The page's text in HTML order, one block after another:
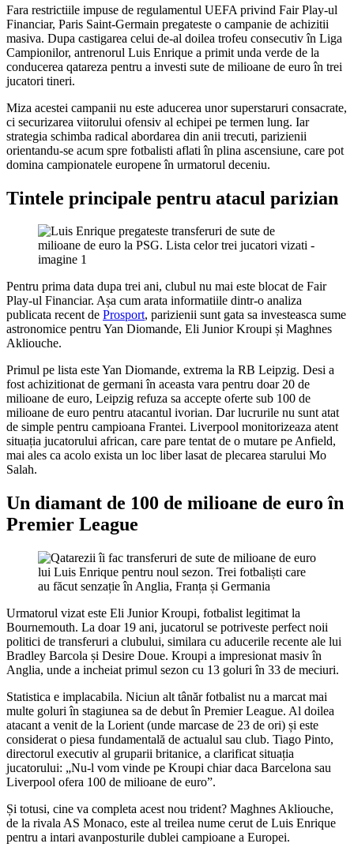
Fara restrictiile impuse de regulamentul UEFA privind Fair Play-ul
Financiar, Paris Saint-Germain pregateste o campanie de achizitii
masiva. Dupa castigarea celui de-al doilea trofeu consecutiv în Liga
Campionilor, antrenorul Luis Enrique a primit unda verde de la
conducerea qatareza pentru a investi sute de milioane de euro în trei
jucatori tineri.
Miza acestei campanii nu este aducerea unor superstaruri consacrate,
ci securizarea viitorului ofensiv al echipei pe termen lung. Iar
strategia schimba radical abordarea din anii trecuti, parizienii
orientandu-se acum spre fotbalisti aflati în plina ascensiune, care pot
domina campionatele europene în urmatorul deceniu.
Tintele principale pentru atacul parizian
Pentru prima data dupa trei ani, clubul nu mai este blocat de Fair
Play-ul Financiar. Așa cum arata informatiile dintr-o analiza
publicata recent de Prosport, parizienii sunt gata sa investeasca sume
astronomice pentru Yan Diomande, Eli Junior Kroupi și Maghnes
Akliouche.
Primul pe lista este Yan Diomande, extrema la RB Leipzig. Desi a
fost achizitionat de germani în aceasta vara pentru doar 20 de
milioane de euro, Leipzig refuza sa accepte oferte sub 100 de
milioane de euro pentru atacantul ivorian. Dar lucrurile nu sunt atat
de simple pentru campioana Frantei. Liverpool monitorizeaza atent
situația jucatorului african, care pare tentat de o mutare pe Anfield,
mai ales ca acolo exista un loc liber lasat de plecarea starului Mo
Salah.
Un diamant de 100 de milioane de euro în
Premier League
Urmatorul vizat este Eli Junior Kroupi, fotbalist legitimat la
Bournemouth. La doar 19 ani, jucatorul se potriveste perfect noii
politici de transferuri a clubului, similara cu aducerile recente ale lui
Bradley Barcola și Desire Doue. Kroupi a impresionat masiv în
Anglia, unde a incheiat primul sezon cu 13 goluri în 33 de meciuri.
Statistica e implacabila. Niciun alt tânăr fotbalist nu a marcat mai
multe goluri în stagiunea sa de debut în Premier League. Al doilea
atacant a venit de la Lorient (unde marcase de 23 de ori) și este
considerat o piesa fundamentală de actualul sau club. Tiago Pinto,
directorul executiv al gruparii britanice, a clarificat situația
jucatorului: „Nu-l vom vinde pe Kroupi chiar daca Barcelona sau
Liverpool ofera 100 de milioane de euro”.
Și totusi, cine va completa acest nou trident? Maghnes Akliouche,
de la rivala AS Monaco, este al treilea nume cerut de Luis Enrique
pentru a intari avanposturile dublei campioane a Europei.